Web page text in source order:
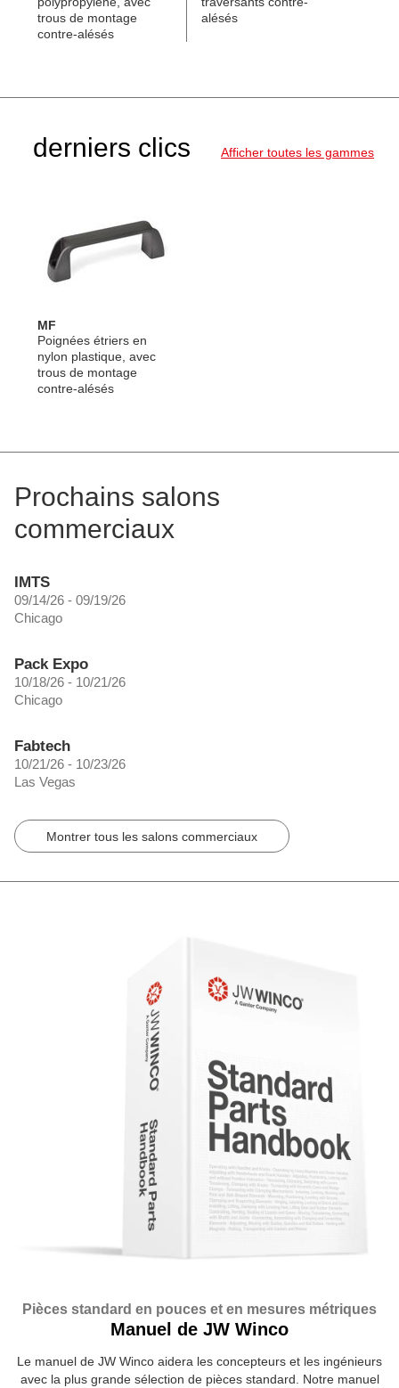
trous de montage
contre-alésés
alésés
derniers clics Afficher toutes les gammes
MF
Poignées étriers en
nylon plastique, avec
trous de montage
contre-alésés
Prochains salons
commerciaux
IMTS
09/14/26 - 09/19/26
Chicago
Pack Expo
10/18/26 - 10/21/26
Chicago
Fabtech
10/21/26 - 10/23/26
Las Vegas
Montrer tous les salons commerciaux
Pièces standard en pouces et en mesures métriques
Manuel de JW Winco
Le manuel de JW Winco aidera les concepteurs et les ingénieurs
avec la plus grande sélection de pièces standard. Notre manuel